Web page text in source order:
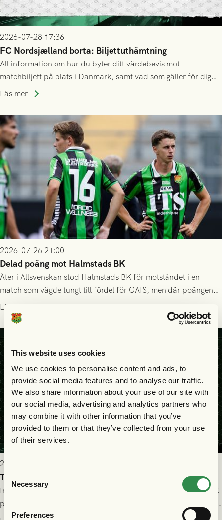
This website uses cookies
We use cookies to personalise content and ads, to
provide social media features and to analyse our traffic.
We also share information about your use of our site with
our social media, advertising and analytics partners who
may combine it with other information that you’ve
provided to them or that they’ve collected from your use
of their services.
Consent
Selection
Necessary
Preferences
2026-07-28 17:36
FC Nordsjælland borta: Biljettuthämtning
All information om hur du byter ditt värdebevis mot
matchbiljett på plats i Danmark, samt vad som gäller för dig
som står på reservlista eller fått förhinder.
Läs mer
2026-07-26 21:00
Delad poäng mot Halmstads BK
Åter i Allsvenskan stod Halmstads BK för motståndet i en
match som vägde tungt till fördel för GAIS, men där poängen
delades efter dramatik på tilläggstid.
Läs mer
2026-07-25 19:00
Truppen till GAIS - Halmstads BK 26/7
Imorgon söndag spelar GAIS herrar hemma mot Halmstads BK
på Gamla Ullevi med avspark kl 16.30! Fredrik Holmberg och
ledarstaben har tagit ut följande trupp till matchen: